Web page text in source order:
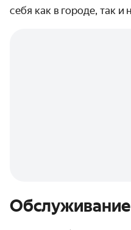
себя как в городе, так
Обслуживание